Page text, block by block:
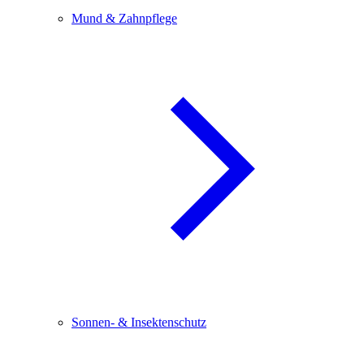
Mund & Zahnpflege
Sonnen- & Insektenschutz